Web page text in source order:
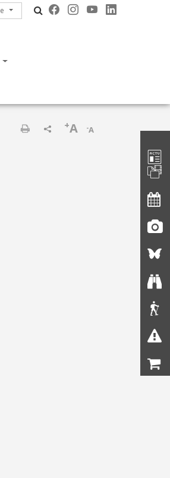
-A
+A